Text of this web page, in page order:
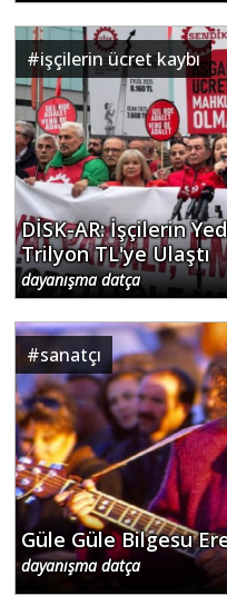
#işçilerin ücret kaybı
DİSK-AR: İşçilerin
Trilyon TL'ye Ulaştı
dayanışma datça
#sanatçı
Güle Güle Bilgesu
dayanışma datça